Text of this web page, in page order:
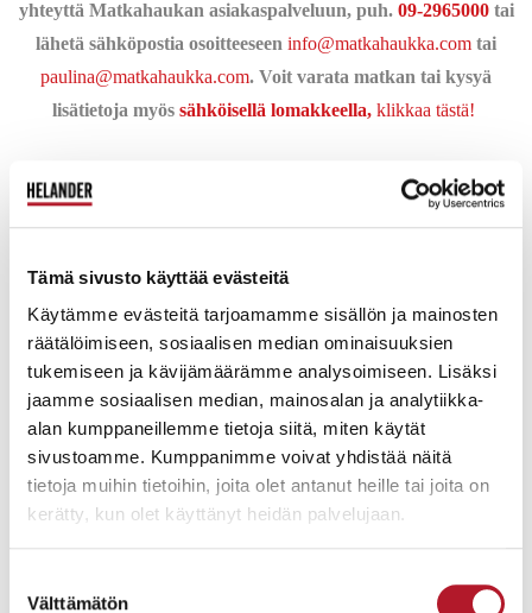
Tämä sivusto käyttää evästeitä
Käytämme evästeitä tarjoamamme sisällön ja mainosten
räätälöimiseen, sosiaalisen median ominaisuuksien
tukemiseen ja kävijämäärämme analysoimiseen. Lisäksi
jaamme sosiaalisen median, mainosalan ja analytiikka-
alan kumppaneillemme tietoja siitä, miten käytät
sivustoamme. Kumppanimme voivat yhdistää näitä
tietoja muihin tietoihin, joita olet antanut heille tai joita on
kerätty, kun olet käyttänyt heidän palvelujaan.
valinta
Välttämätön
yhteyttä Matkahaukan asiakaspalveluun, puh. 09-2965000tai
lähetä sähköpostia osoitteeseen info@matkahaukka.com tai
paulina@matkahaukka.com. Voit varata matkan tai kysyä
lisätietoja myös sähköisellä lomakkeella, klikkaa tästä!
ÄLVSJÖN ANTIIKKIMESSUT
Älvsjön antiikkimessut ovat Ruotsin merkittävin
antiikkitapahtuma, johon osallistuvat kaikki tärkeimmät
antiikkiliikkeet. Messuilla on teemaosastoja ja antiikkiaiheisia
satamasta messuille ja palaamme iltapäivällä takaisin